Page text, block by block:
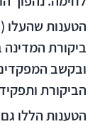
הטענות שהעלו
ביקורת המדינה
ובקשב
הביקורת
הטענות הללו